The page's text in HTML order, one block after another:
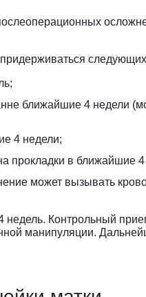
ближайшие 4 недели
4 недели;
прокладки в ближайшие
может вызывать
недель. Контрольный
манипуляции.